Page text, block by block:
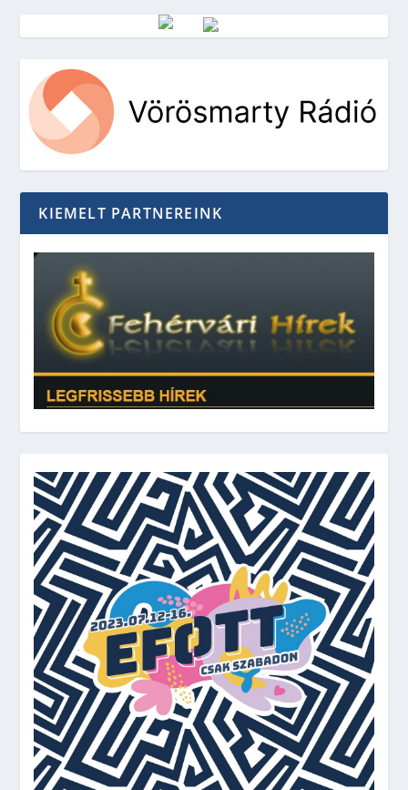
Vörösmarty Rádió
KIEMELT PARTNEREINK